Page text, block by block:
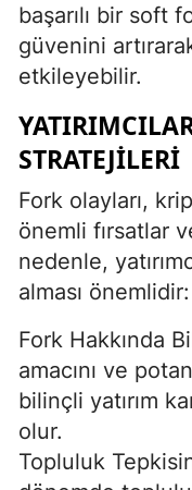
başarılı bir soft
güvenini
etkileyebilir.
STRATEJILERI
Fork olayları,
önemli fırsatlar
nedenle,
alması önemlidir:
Fork Hakkında
amacını ve
bilinçli yatırım
olur.
Topluluk